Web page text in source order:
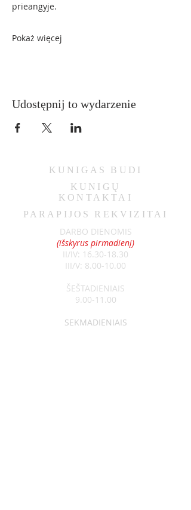
prieangyje.
Pokaż więcej
Udostępnij to wydarzenie
KUNIGAS BUDI
KUNIGŲ
KONTAKTAI
PARAPIJOS REKVIZITAI
DARBO DIENOMIS
(išskyrus pirmadienį)
II/IV: 16.30-18.30
III/V: 8.00-10.00
ŠEŠTADIENIAIS
9.00-11.00
SEKMADIENIAIS